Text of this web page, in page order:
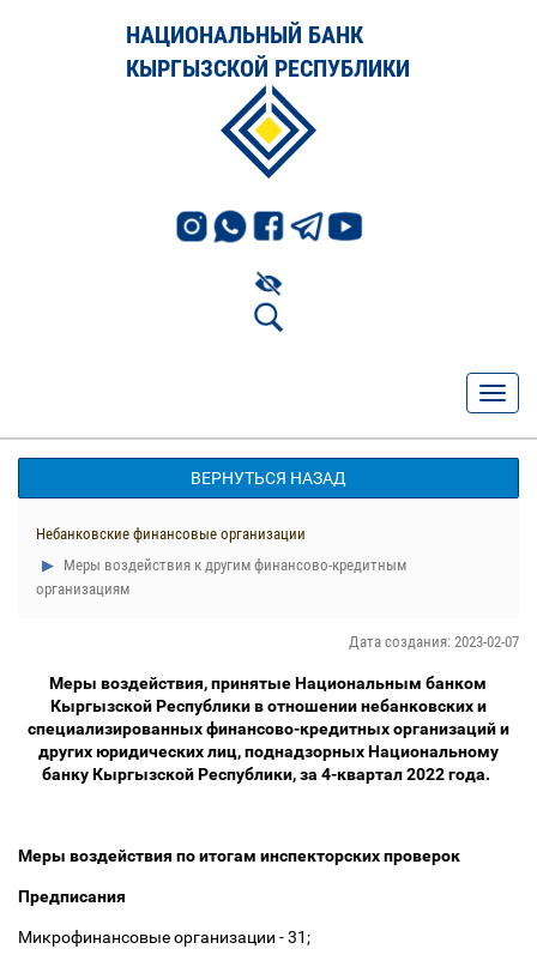
НАЦИОНАЛЬНЫЙ БАНК
КЫРГЫЗСКОЙ РЕСПУБЛИКИ
ВЕРНУТЬСЯ НАЗАД
Небанковские финансовые организации
Меры воздействия к другим финансово-кредитным
организациям
Дата создания: 2023-02-07
Меры воздействия, принятые Национальным банком
Кыргызской Республики в отношении небанковских и
специализированных финансово-кредитных организаций и
других юридических лиц, поднадзорных Национальному
банку Кыргызской Республики, за 4-квартал 2022 года.
Меры воздействия по итогам инспекторских проверок
Предписания
Микрофинансовые организации - 31;